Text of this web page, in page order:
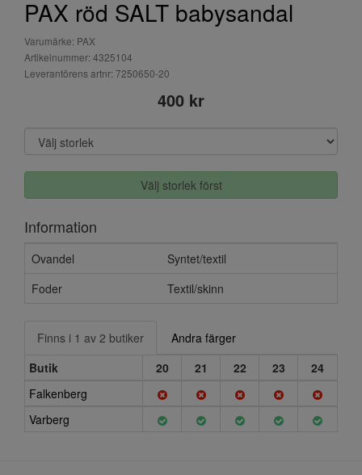
PAX röd SALT babysandal
Varumärke: PAX
Artikelnummer: 4325104
Leverantörens artnr: 7250650-20
400 kr
Välj storlek först
Information
Ovandel
Syntet/textil
Foder
Textil/skinn
Finns i 1 av 2 butiker
Andra färger
Butik
20 21 22 23
24
Falkenberg
Varberg